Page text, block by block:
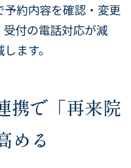
約内容を確認・変更
付の電話対応が減
ます。
携で「再来院
める